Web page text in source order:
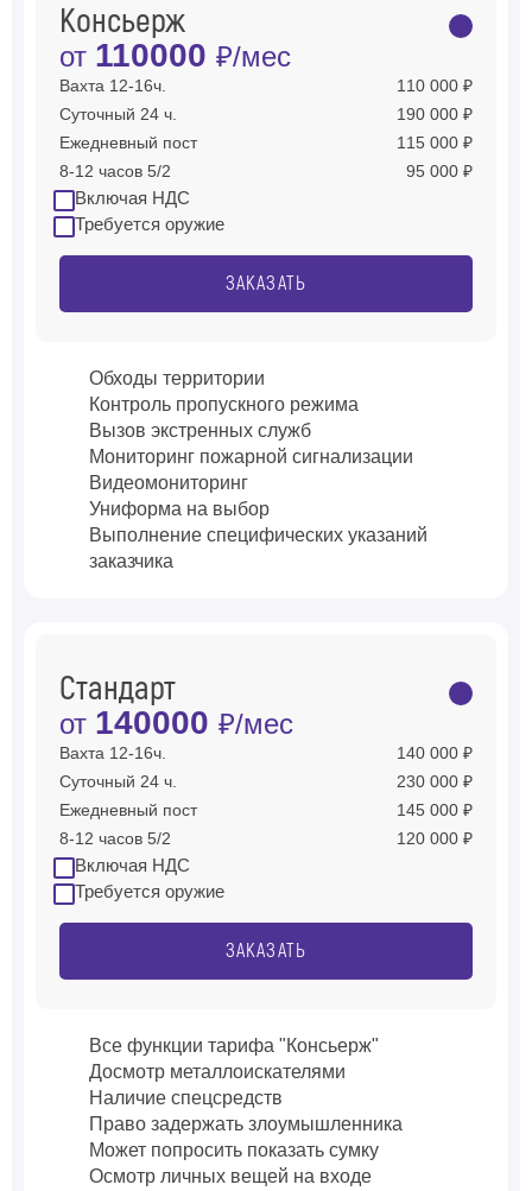
Консьерж
от 110000 ₽/мес
Вахта 12-16ч.
110 000 ₽
Суточный 24 ч.
190 000 ₽
Ежедневный пост
115 000 ₽
8-12 часов 5/2
95 000 ₽
Включая НДС
Требуется оружие
ЗАКАЗАТЬ
Обходы территории
Контроль пропускного режима
Вызов экстренных служб
Мониторинг пожарной сигнализации
Видеомониторинг
Униформа на выбор
Выполнение специфических указаний
заказчика
Стандарт
от 140000 ₽/мес
Вахта 12-16ч.
140 000 ₽
Суточный 24 ч.
230 000 ₽
Ежедневный пост
145 000 ₽
8-12 часов 5/2
120 000 ₽
Включая НДС
Требуется оружие
ЗАКАЗАТЬ
Все функции тарифа "Консьерж"
Досмотр металлоискателями
Наличие спецсредств
Право задержать злоумышленника
Может попросить показать сумку
Осмотр личных вещей на входе